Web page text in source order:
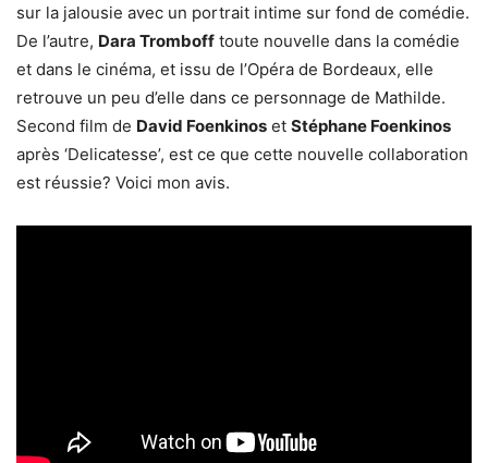
sur la jalousie avec un portrait intime sur fond de comédie.
De l’autre, Dara Tromboff toute nouvelle dans la comédie
et dans le cinéma, et issu de l’Opéra de Bordeaux, elle
retrouve un peu d’elle dans ce personnage de Mathilde.
Second film de David Foenkinos et Stéphane Foenkinos
après ‘Delicatesse’, est ce que cette nouvelle collaboration
est réussie? Voici mon avis.